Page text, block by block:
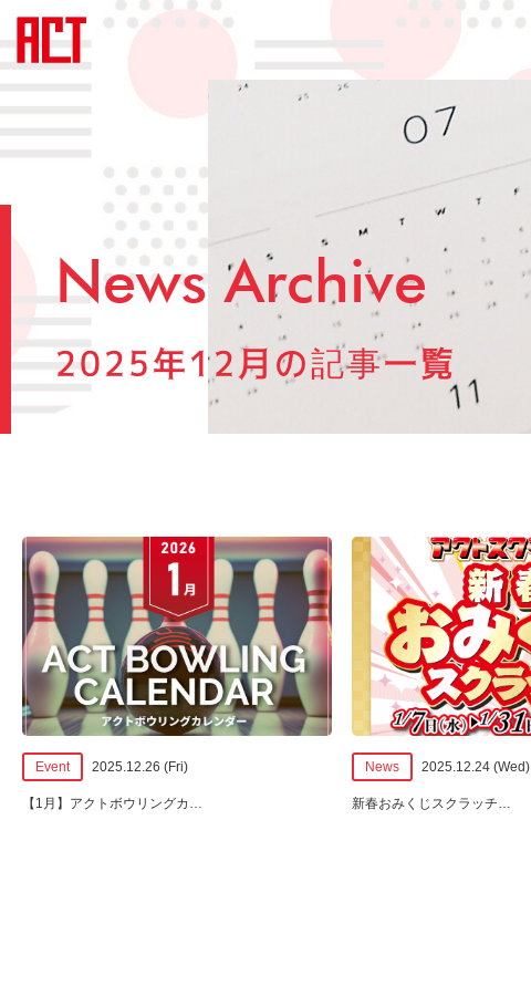
News Archive
2025年12月の記事一覧
Event 2025.12.26 (Fri)
【1月】アクトボウリングカ …
News 2025.12.24 (Wed)
新春おみくじスクラッチ…